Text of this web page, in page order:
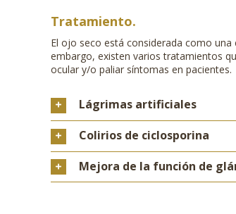
Tratamiento.
El ojo seco está considerada como
embargo, existen varios tratamientos
ocular y/o paliar síntomas en pacientes.
Lágrimas artificiales
Colirios de ciclosporina
Mejora de la función de